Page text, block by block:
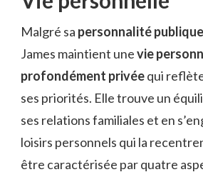
Malgré sa personnalité publique
James maintient unevie
profondément privéequi
ses priorités. Elle trouve un
ses relations familiales et en
loisirs personnels qui la
être caractérisée par quatre